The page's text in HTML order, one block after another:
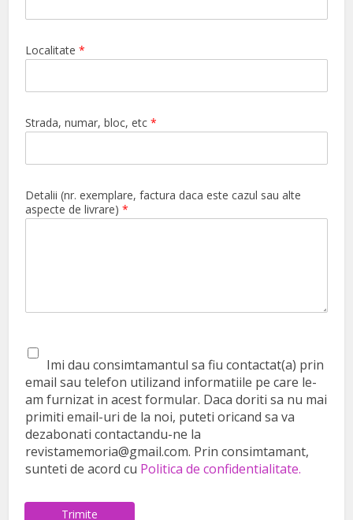
Localitate*
Strada, numar, bloc, etc*
Detalii (nr. exemplare, factura daca este cazul sau alte
aspecte de livrare)*
Imi dau consimtamantul sa fiu contactat(a) prin
email sau telefon utilizand informatiile pe care le-
am furnizat in acest formular. Daca doriti sa nu mai
primiti email-uri de la noi, puteti oricand sa va
dezabonati contactandu-ne la
revistamemoria@gmail.com. Prin consimtamant,
sunteti de acord cu Politica de confidentialitate.
Trimite